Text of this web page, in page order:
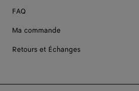
FAQ
Ma commande
Retours et Échanges